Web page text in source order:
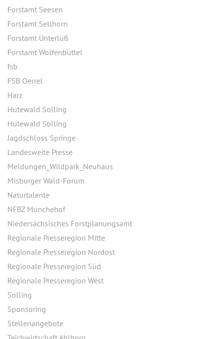
Forstamt Seesen
Forstamt Sellhorn
Forstamt Unterlüß
Forstamt Wolfenbüttel
fsb
FSB Oerrel
Harz
Hutewald Solling
Hutewald Solling
Jagdschloss Springe
Landesweite Presse
Meldungen_Wildpark_Neuhaus
Misburger Wald-Forum
Naturtalente
NFBZ Münchehof
Niedersächsisches Forstplanungsamt
Regionale Presseregion Mitte
Regionale Presseregion Nordost
Regionale Presseregion Süd
Regionale Presseregion West
Solling
Sponsoring
Stellenangebote